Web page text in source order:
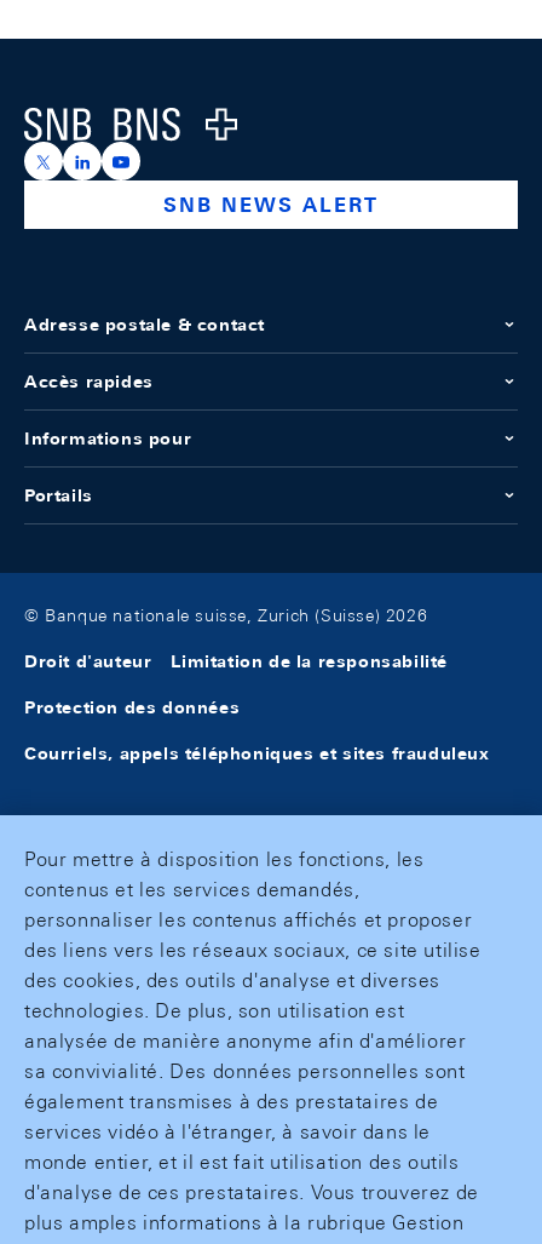
Logo
https://x.com/snb_bns
https://ch.linkedin.com/company/swiss-national-
https://www.youtube.com/@swissnationalbank
SNB NEWS ALERT
Adresse postale & contact
Accès rapides
Informations pour
Portails
© Banque nationale suisse, Zurich (Suisse) 2026
Droit d'auteur Limitation de la responsabilité
Protection des données
Courriels, appels téléphoniques et sites frauduleux
Pour mettre à disposition les fonctions, les
contenus et les services demandés,
personnaliser les contenus affichés et proposer
des liens vers les réseaux sociaux, ce site utilise
des cookies, des outils d'analyse et diverses
technologies. De plus, son utilisation est
analysée de manière anonyme afin d'améliorer
sa convivialité. Des données personnelles sont
également transmises à des prestataires de
services vidéo à l'étranger, à savoir dans le
monde entier, et il est fait utilisation des outils
d'analyse de ces prestataires. Vous trouverez de
plus amples informations à la rubrique Gestion